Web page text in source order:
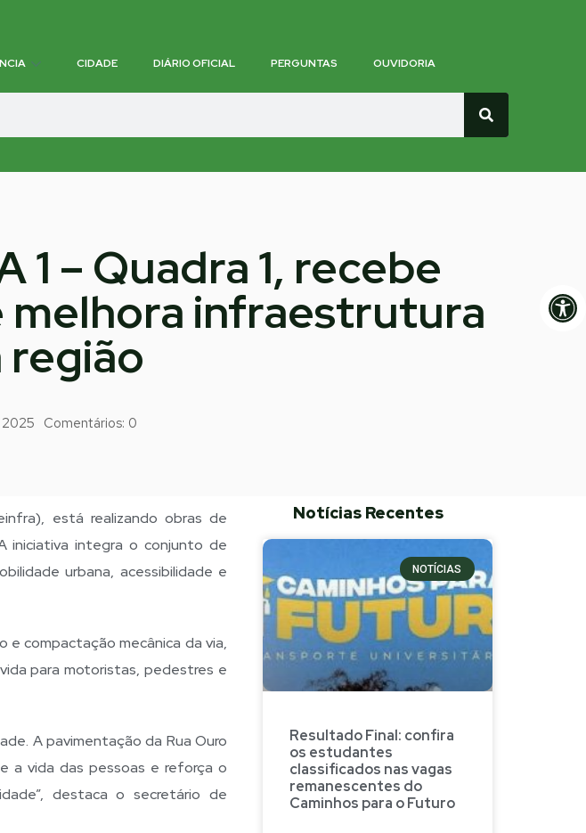
CIDADE DIÁRIO OFICIAL PERGUNTAS OUVIDORIA
1 – Quadra 1, recebe
melhora infraestrutura
região
Comentários: 0
está realizando obras de
iniciativa integra o conjunto de
urbana, acessibilidade e
e compactação mecânica da via,
para motoristas, pedestres e
A pavimentação da Rua Ouro
a vida das pessoas e reforça o
destaca o secretário de
Notícias Recentes
NOTÍCIAS
Resultado Final: confira
os estudantes
classificados nas vagas
remanescentes do
Caminhos para o Futuro